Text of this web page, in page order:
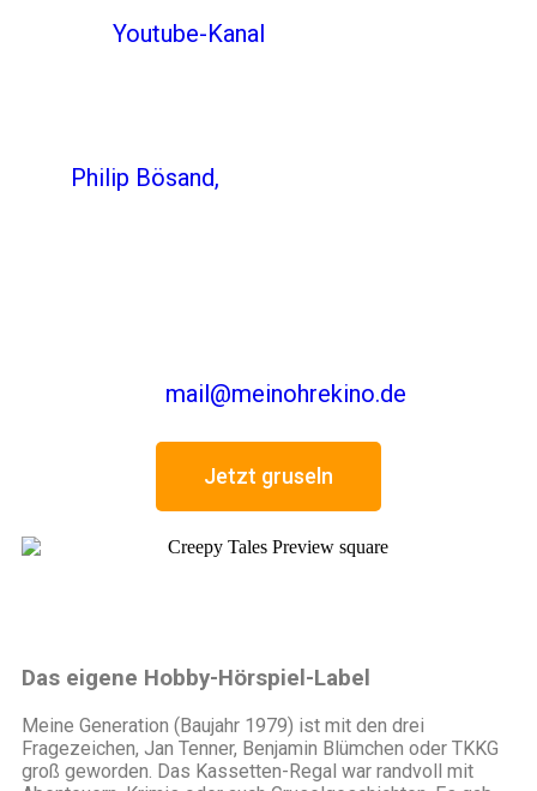
Youtube-Kanal
Philip Bösand,
mail@meinohrekino.de
Jetzt gruseln
Das eigene Hobby-Hörspiel-Label
Meine Generation (Baujahr 1979) ist mit den drei
Fragezeichen, Jan Tenner, Benjamin Blümchen oder TKKG
groß geworden. Das Kassetten-Regal war randvoll mit